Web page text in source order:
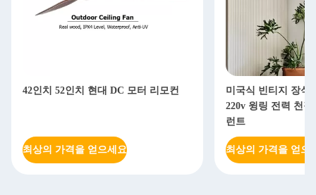
42인치 52인치 현대 DC 모터 리모컨
최상의 가격을 얻으세요
미국식 빈티지 장식
220v 윙링 전력 천
런트
최상의 가격을 얻으